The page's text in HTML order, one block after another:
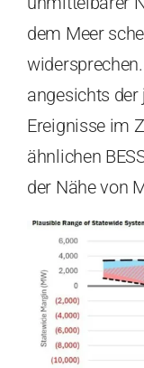
dem Meer
angesichts
Ereignisse im
ähnlichen
der Nähe von